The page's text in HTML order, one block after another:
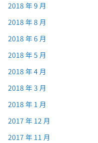
2018 年 9 月
2018 年 8 月
2018 年 6 月
2018 年 5 月
2018 年 4 月
2018 年 3 月
2018 年 1 月
2017 年 12 月
2017 年 11 月